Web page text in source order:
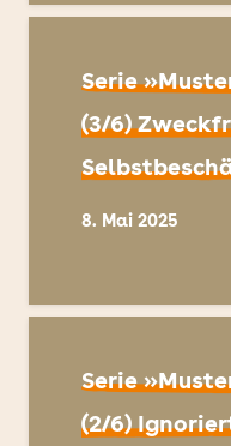
Serie
(3/6)
8. Mai 2025
Serie
(2/6)